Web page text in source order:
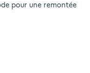
pour une remontée